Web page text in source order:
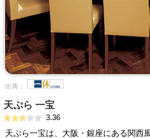
出典：
天ぷら 一宝
3.36
天ぷら一宝は、大阪・銀座にある関西